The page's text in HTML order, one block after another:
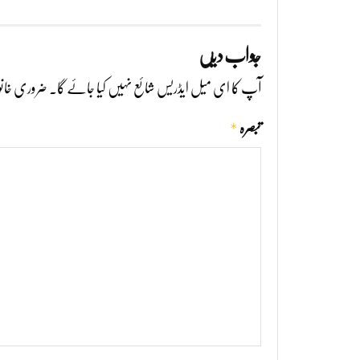
جواب دیں
آپ کا ای میل ایڈریس شائع نہیں کیا جائے گا۔ ضروری
تبصرہ *